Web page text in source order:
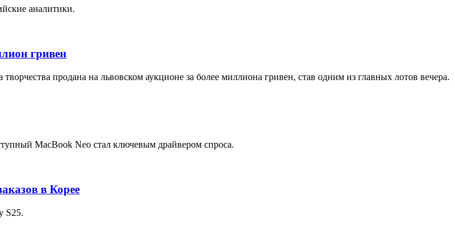
аналитики.
гривен
продана на львовском аукционе за более миллиона гривен, став одним из главных лотов вечера.
MacBook Neo стал ключевым драйвером спроса.
в Корее
S25.